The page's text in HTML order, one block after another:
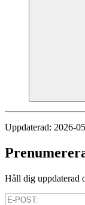
Uppdaterad: 2026-
Håll dig uppdaterad